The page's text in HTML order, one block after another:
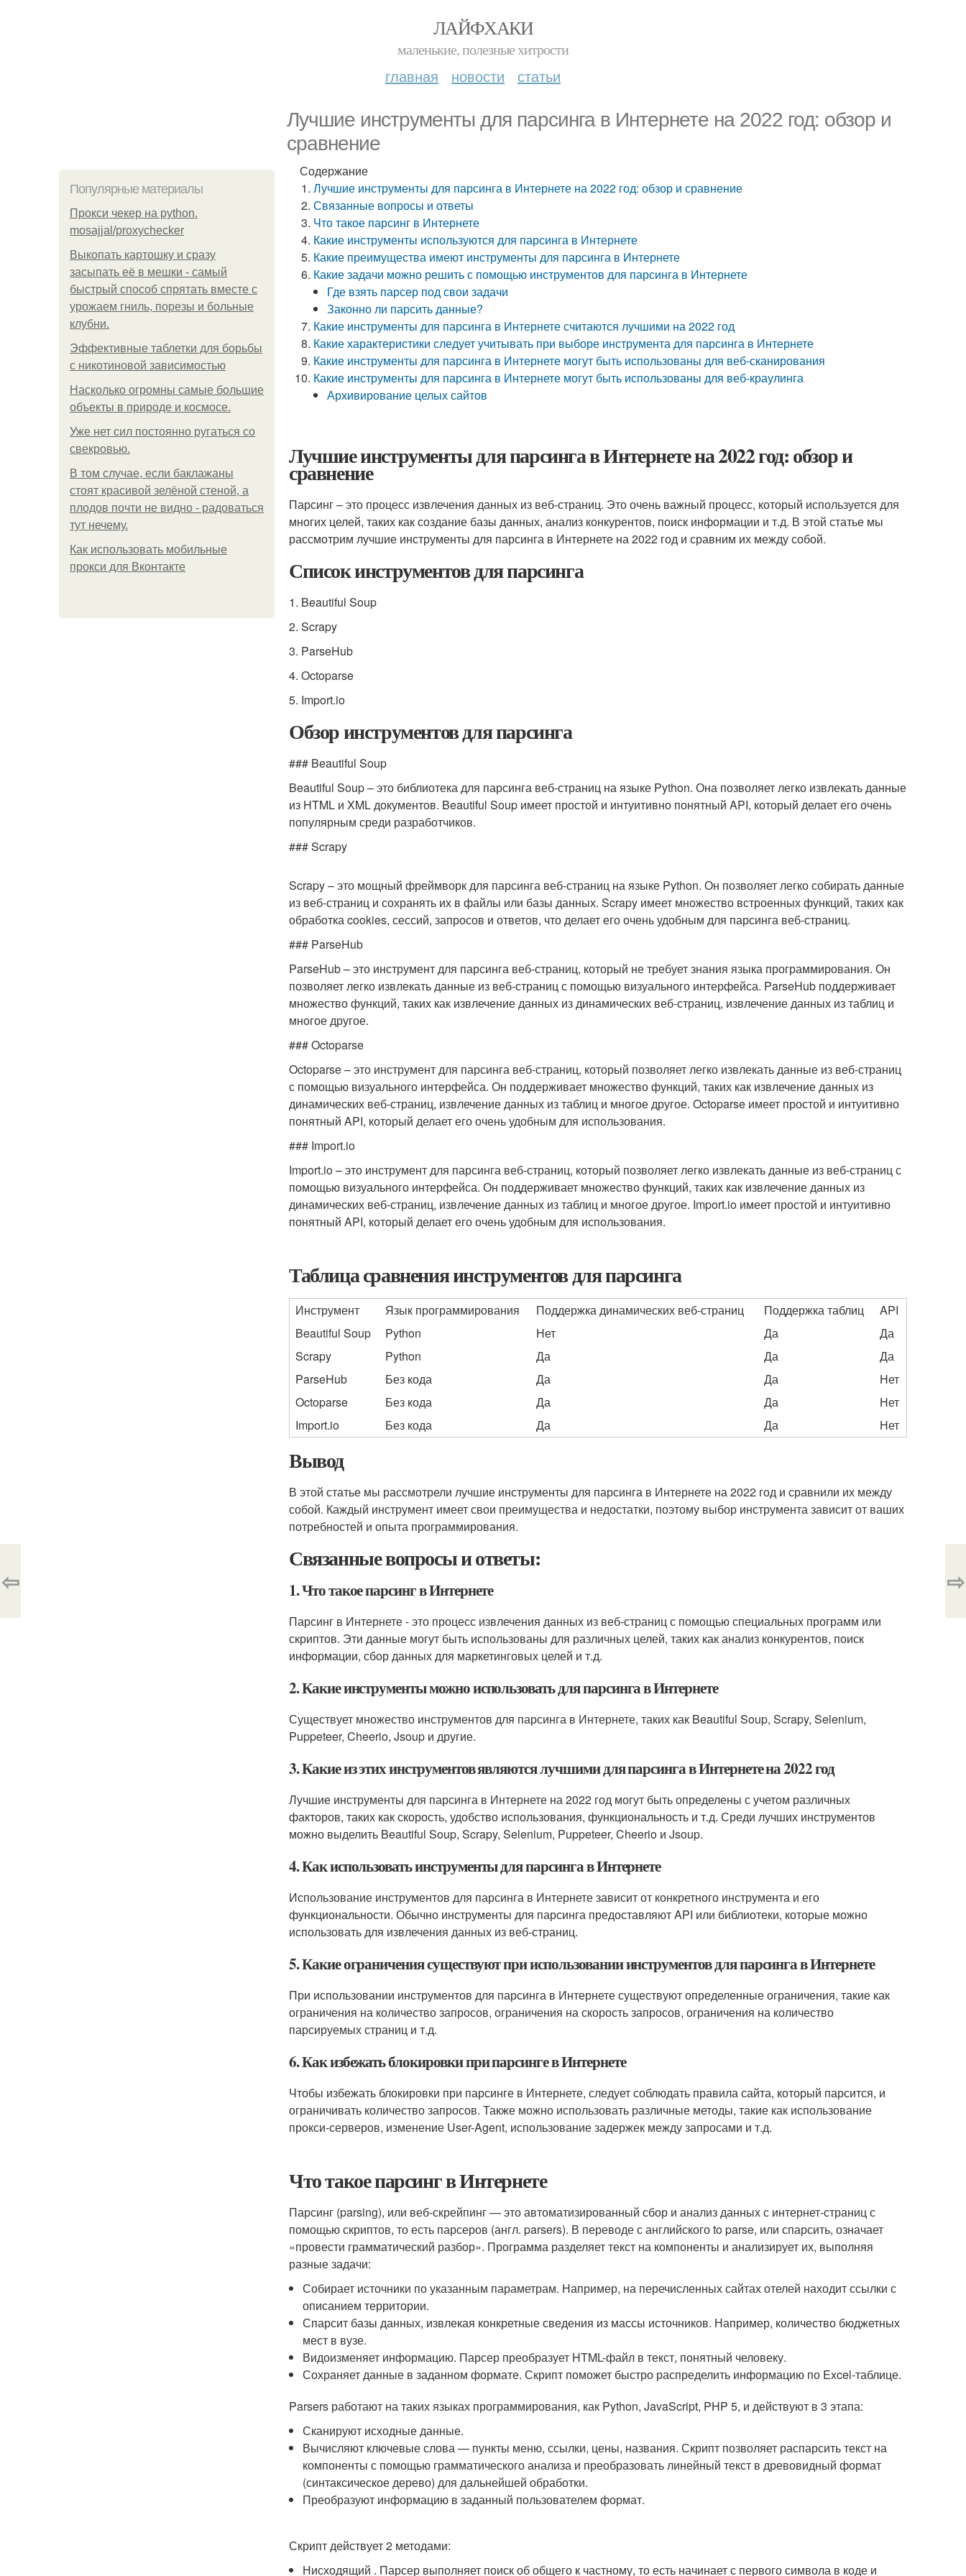
ЛАЙФХАКИ
маленькие, полезные хитрости
главная новости статьи
Лучшие инструменты для парсинга в Интернете на 2022 год: обзор и
сравнение
Популярные материалы
Прокси чекер на python.
mosajjal/proxychecker
Выкопать картошку и сразу
засыпать её в мешки - самый
быстрый способ спрятать вместе с
урожаем гниль, порезы и больные
клубни.
Эффективные таблетки для борьбы
с никотиновой зависимостью
Насколько огромны самые большие
объекты в природе и космосе.
Уже нет сил постоянно ругаться со
свекровью.
В том случае, если баклажаны
стоят красивой зелёной стеной, а
плодов почти не видно - радоваться
тут нечему.
Как использовать мобильные
прокси для Вконтакте
Содержание
Лучшие инструменты для парсинга в Интернете на 2022 год: обзор и сравнение
Связанные вопросы и ответы
Что такое парсинг в Интернете
Какие инструменты используются для парсинга в Интернете
Какие преимущества имеют инструменты для парсинга в Интернете
Какие задачи можно решить с помощью инструментов для парсинга в Интернете
Где взять парсер под свои задачи
Законно ли парсить данные?
Какие инструменты для парсинга в Интернете считаются лучшими на 2022 год
Какие характеристики следует учитывать при выборе инструмента для парсинга в Интернете
Какие инструменты для парсинга в Интернете могут быть использованы для веб-сканирования
Какие инструменты для парсинга в Интернете могут быть использованы для веб-краулинга
Архивирование целых сайтов
Лучшие инструменты для парсинга в Интернете на 2022 год: обзор и
сравнение
Парсинг – это процесс извлечения данных из веб-страниц. Это очень важный процесс, который используется для
многих целей, таких как создание базы данных, анализ конкурентов, поиск информации и т.д. В этой статье мы
рассмотрим лучшие инструменты для парсинга в Интернете на 2022 год и сравним их между собой.
Список инструментов для парсинга
1. Beautiful Soup
2. Scrapy
3. ParseHub
4. Octoparse
5. Import.io
Обзор инструментов для парсинга
### Beautiful Soup
Beautiful Soup – это библиотека для парсинга веб-страниц на языке Python. Она позволяет легко извлекать данные
из HTML и XML документов. Beautiful Soup имеет простой и интуитивно понятный API, который делает его очень
популярным среди разработчиков.
### Scrapy
Scrapy – это мощный фреймворк для парсинга веб-страниц на языке Python. Он позволяет легко собирать данные
из веб-страниц и сохранять их в файлы или базы данных. Scrapy имеет множество встроенных функций, таких как
обработка cookies, сессий, запросов и ответов, что делает его очень удобным для парсинга веб-страниц.
### ParseHub
ParseHub – это инструмент для парсинга веб-страниц, который не требует знания языка программирования. Он
позволяет легко извлекать данные из веб-страниц с помощью визуального интерфейса. ParseHub поддерживает
множество функций, таких как извлечение данных из динамических веб-страниц, извлечение данных из таблиц и
многое другое.
### Octoparse
Octoparse – это инструмент для парсинга веб-страниц, который позволяет легко извлекать данные из веб-страниц
с помощью визуального интерфейса. Он поддерживает множество функций, таких как извлечение данных из
динамических веб-страниц, извлечение данных из таблиц и многое другое. Octoparse имеет простой и интуитивно
понятный API, который делает его очень удобным для использования.
### Import.io
Import.io – это инструмент для парсинга веб-страниц, который позволяет легко извлекать данные из веб-страниц с
помощью визуального интерфейса. Он поддерживает множество функций, таких как извлечение данных из
динамических веб-страниц, извлечение данных из таблиц и многое другое. Import.io имеет простой и интуитивно
понятный API, который делает его очень удобным для использования.
Таблица сравнения инструментов для парсинга
Инструмент Язык программирования Поддержка динамических веб-страниц Поддержка таблиц
API
Beautiful Soup
Python Нет Да
Да
Scrapy
Python Да Да
Да
ParseHub
Без кода Да Да
Нет
Octoparse
Без кода Да Да
Нет
Import.io
Без кода Да Да Нет
Вывод
В этой статье мы рассмотрели лучшие инструменты для парсинга в Интернете на 2022 год и сравнили их между
собой. Каждый инструмент имеет свои преимущества и недостатки, поэтому выбор инструмента зависит от ваших
потребностей и опыта программирования.
Связанные вопросы и ответы:
1. Что такое парсинг в Интернете
Парсинг в Интернете - это процесс извлечения данных из веб-страниц с помощью специальных программ или
скриптов. Эти данные могут быть использованы для различных целей, таких как анализ конкурентов, поиск
информации, сбор данных для маркетинговых целей и т.д.
2. Какие инструменты можно использовать для парсинга в Интернете
Существует множество инструментов для парсинга в Интернете, таких как Beautiful Soup, Scrapy, Selenium,
Puppeteer, Cheerio, Jsoup и другие.
3. Какие из этих инструментов являются лучшими для парсинга в Интернете на 2022 год
Лучшие инструменты для парсинга в Интернете на 2022 год могут быть определены с учетом различных
факторов, таких как скорость, удобство использования, функциональность и т.д. Среди лучших инструментов
можно выделить Beautiful Soup, Scrapy, Selenium, Puppeteer, Cheerio и Jsoup.
4. Как использовать инструменты для парсинга в Интернете
Использование инструментов для парсинга в Интернете зависит от конкретного инструмента и его
функциональности. Обычно инструменты для парсинга предоставляют API или библиотеки, которые можно
использовать для извлечения данных из веб-страниц.
5. Какие ограничения существуют при использовании инструментов для парсинга в Интернете
При использовании инструментов для парсинга в Интернете существуют определенные ограничения, такие как
ограничения на количество запросов, ограничения на скорость запросов, ограничения на количество
парсируемых страниц и т.д.
6. Как избежать блокировки при парсинге в Интернете
Чтобы избежать блокировки при парсинге в Интернете, следует соблюдать правила сайта, который парсится, и
ограничивать количество запросов. Также можно использовать различные методы, такие как использование
прокси-серверов, изменение User-Agent, использование задержек между запросами и т.д.
Что такое парсинг в Интернете
Парсинг (parsing), или веб-скрейпинг — это автоматизированный сбор и анализ данных с интернет-страниц с
помощью скриптов, то есть парсеров (англ. parsers). В переводе с английского to parse, или спарсить, означает
«провести грамматический разбор». Программа разделяет текст на компоненты и анализирует их, выполняя
разные задачи:
Собирает источники по указанным параметрам. Например, на перечисленных сайтах отелей находит ссылки с
описанием территории.
Спарсит базы данных, извлекая конкретные сведения из массы источников. Например, количество бюджетных
мест в вузе.
Видоизменяет информацию. Парсер преобразует HTML-файл в текст, понятный человеку.
Сохраняет данные в заданном формате. Скрипт поможет быстро распределить информацию по Excel-таблице.
Parsers работают на таких языках программирования, как Python, JavaScript, PHP 5, и действуют в 3 этапа:
Сканируют исходные данные.
Вычисляют ключевые слова — пункты меню, ссылки, цены, названия. Скрипт позволяет распарсить текст на
компоненты с помощью грамматического анализа и преобразовать линейный текст в древовидный формат
(синтаксическое дерево) для дальнейшей обработки.
Преобразуют информацию в заданный пользователем формат.
Скрипт действует 2 методами:
Нисходящий . Парсер выполняет поиск об общего к частному, то есть начинает с первого символа в коде и
⇦ ⇨